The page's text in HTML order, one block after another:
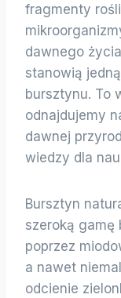
fragmenty
dawnego
stanowią
bursztynu. To
odnajdujemy
dawnej
wiedzy dla
Bursztyn
szeroką gamę
poprzez
a nawet
odcienie